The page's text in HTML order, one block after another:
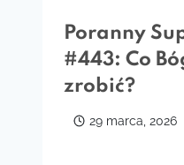
Poranny
#443: Co
zrobić?
29 marca, 2026